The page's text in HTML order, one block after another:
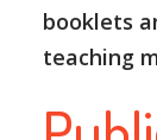
booklets
teaching